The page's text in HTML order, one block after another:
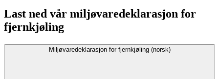
Last ned vår miljøvaredeklarasjon for
fjernkjøling
Miljøvaredeklarasjon for fjernkjøling (norsk)